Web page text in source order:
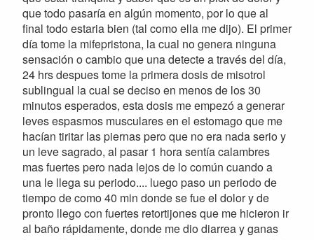
que todo pasaría en algún momento, por lo que al
final todo estaria bien (tal como ella me dijo). El primer
día tome la mifepristona, la cual no genera ninguna
sensación o cambio que una detecte a través del día,
24 hrs despues tome la primera dosis de misotrol
sublingual la cual se deciso en menos de los 30
minutos esperados, esta dosis me empezó a generar
leves espasmos musculares en el estomago que me
hacían tiritar las piernas pero que no era nada serio y
un leve sagrado, al pasar 1 hora sentía calambres
mas fuertes pero nada lejos de lo común cuando a
una le llega su periodo.... luego paso un periodo de
tiempo de como 40 min donde se fue el dolor y de
pronto llego con fuertes retortijones que me hicieron ir
al baño rápidamente, donde me dio diarrea y ganas